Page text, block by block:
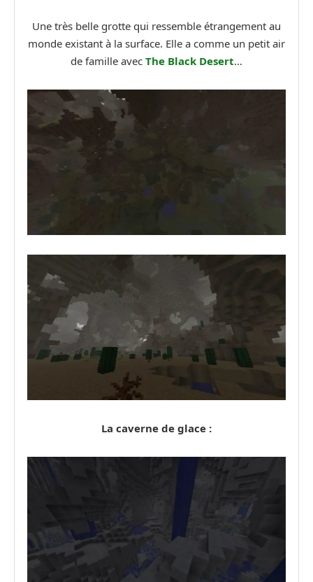
Une très belle grotte qui ressemble étrangement au
monde existant à la surface. Elle a comme un petit air
de famille avec The Black Desert…
La caverne de glace :